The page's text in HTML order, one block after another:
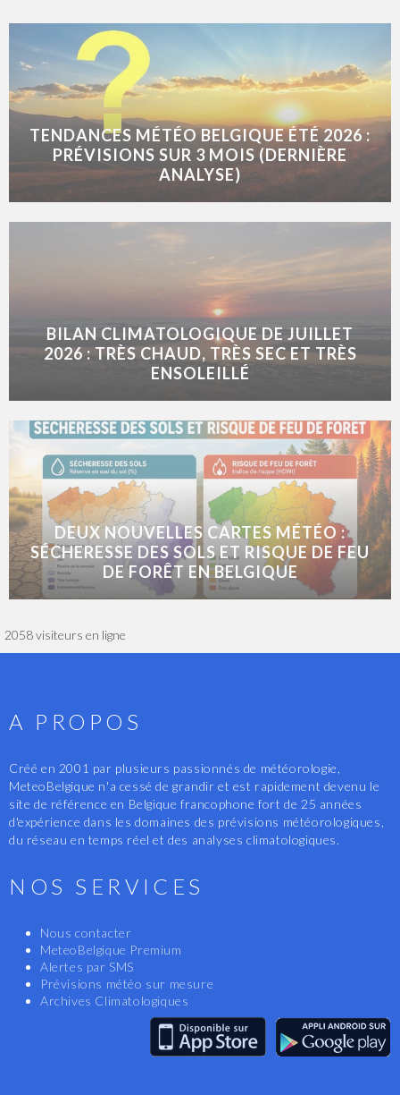
TENDANCES MÉTÉO BELGIQUE ÉTÉ 2026 :
PRÉVISIONS SUR 3 MOIS (DERNIÈRE
ANALYSE)
BILAN CLIMATOLOGIQUE DE JUILLET
2026 : TRÈS CHAUD, TRÈS SEC ET TRÈS
ENSOLEILLÉ
DEUX NOUVELLES CARTES MÉTÉO :
SÉCHERESSE DES SOLS ET RISQUE DE FEU
DE FORÊT EN BELGIQUE
2058 visiteurs en ligne
A PROPOS
Créé en 2001 par plusieurs passionnés de météorologie,
MeteoBelgique n'a cessé de grandir et est rapidement devenu le
site de référence en Belgique francophone fort de 25 années
d'expérience dans les domaines des prévisions météorologiques,
du réseau en temps réel et des analyses climatologiques.
NOS SERVICES
Nous contacter
MeteoBelgique Premium
Alertes par SMS
Prévisions météo sur mesure
Archives Climatologiques